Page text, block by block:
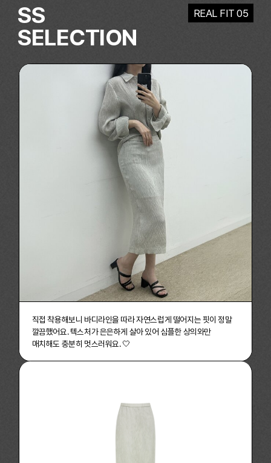
직접 착용해보니 바디라인을 따라 자연스럽게 떨어지는 핏이 정말
깔끔했어요.텍스처가 은은하게 살아 있어 심플한 상의와만
매치해도 충분히 멋스러워요. 🤍
SS
SELECTION
REAL FIT 05